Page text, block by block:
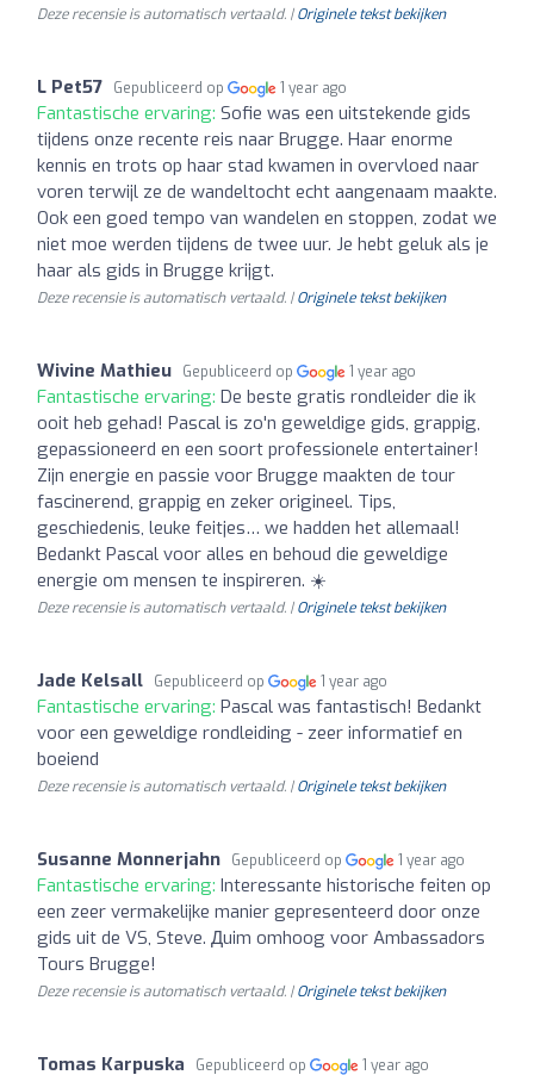
Deze recensie is automatisch vertaald. |Originele tekst bekijken
L Pet57 Gepubliceerd op 1 year ago
Fantastische ervaring: Sofie was een uitstekende gids
tijdens onze recente reis naar Brugge. Haar enorme
kennis en trots op haar stad kwamen in overvloed naar
voren terwijl ze de wandeltocht echt aangenaam maakte.
Ook een goed tempo van wandelen en stoppen, zodat we
niet moe werden tijdens de twee uur. Je hebt geluk als je
haar als gids in Brugge krijgt.
Deze recensie is automatisch vertaald. |Originele tekst bekijken
Wivine Mathieu Gepubliceerd op 1 year ago
Fantastische ervaring: De beste gratis rondleider die ik
ooit heb gehad! Pascal is zo'n geweldige gids, grappig,
gepassioneerd en een soort professionele entertainer!
Zijn energie en passie voor Brugge maakten de tour
fascinerend, grappig en zeker origineel. Tips,
geschiedenis, leuke feitjes… we hadden het allemaal!
Bedankt Pascal voor alles en behoud die geweldige
energie om mensen te inspireren. ☀️
Deze recensie is automatisch vertaald. |Originele tekst bekijken
Jade Kelsall Gepubliceerd op 1 year ago
Fantastische ervaring: Pascal was fantastisch! Bedankt
voor een geweldige rondleiding - zeer informatief en
boeiend
Deze recensie is automatisch vertaald. |Originele tekst bekijken
Susanne Monnerjahn Gepubliceerd op 1 year ago
Fantastische ervaring: Interessante historische feiten op
een zeer vermakelijke manier gepresenteerd door onze
gids uit de VS, Steve. Дuim omhoog voor Ambassadors
Tours Brugge!
Deze recensie is automatisch vertaald. |Originele tekst bekijken
Tomas Karpuska Gepubliceerd op 1 year ago